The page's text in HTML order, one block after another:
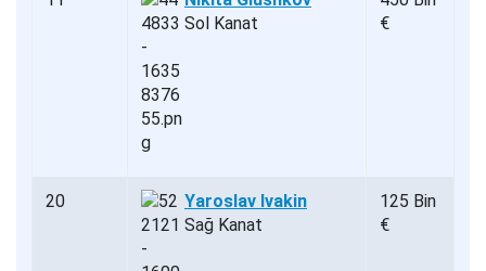
Sol Kanat
€
20
Yaroslav Ivakin
Sağ Kanat
125 Bin
€